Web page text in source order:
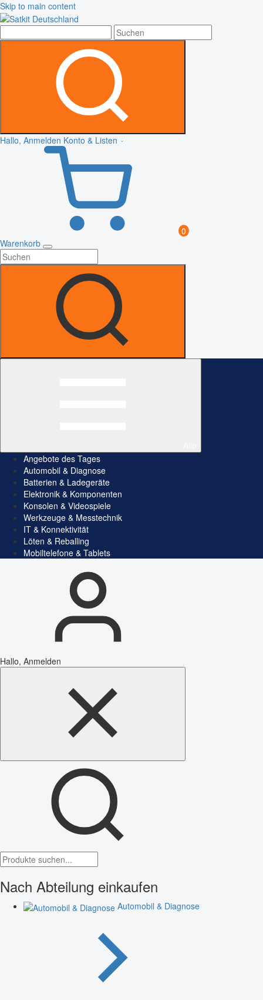
Skip to main content
Hallo, Anmelden Konto & Listen
0
Warenkorb
Angebote des Tages
Automobil & Diagnose
Batterien & Ladegeräte
Elektronik & Komponenten
Konsolen & Videospiele
Werkzeuge & Messtechnik
IT & Konnektivität
Löten & Reballing
Mobiltelefone & Tablets
Hallo, Anmelden
Nach Abteilung einkaufen
Automobil & Diagnose